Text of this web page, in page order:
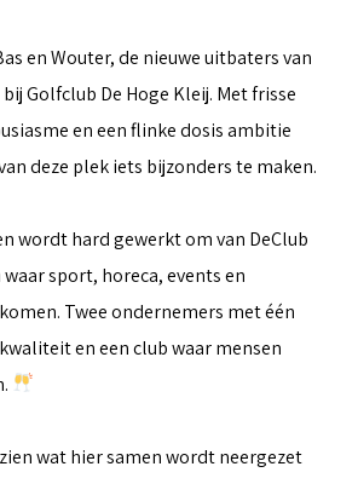
en Wouter, de nieuwe uitbaters van
Golfclub De Hoge Kleij. Met frisse
en een flinke dosis ambitie
deze plek iets bijzonders te maken.
wordt hard gewerkt om van DeClub
sport, horeca, events en
Twee ondernemers met één
en een club waar mensen
wat hier samen wordt neergezet